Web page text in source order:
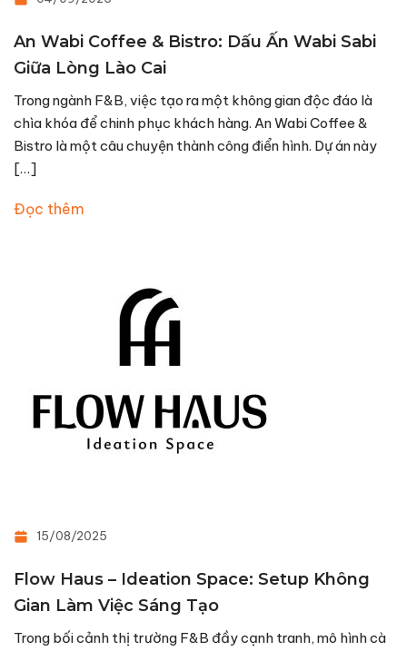
An Wabi Coffee & Bistro: Dấu Ấn Wabi Sabi
Giữa Lòng Lào Cai
Trong ngành F&B, việc tạo ra một không gian độc đáo là
chìa khóa để chinh phục khách hàng. An Wabi Coffee &
Bistro là một câu chuyện thành công điển hình. Dự án này
[…]
Đọc thêm
15/08/2025
Flow Haus – Ideation Space: Setup Không
Gian Làm Việc Sáng Tạo
Trong bối cảnh thị trường F&B đầy cạnh tranh, mô hình cà